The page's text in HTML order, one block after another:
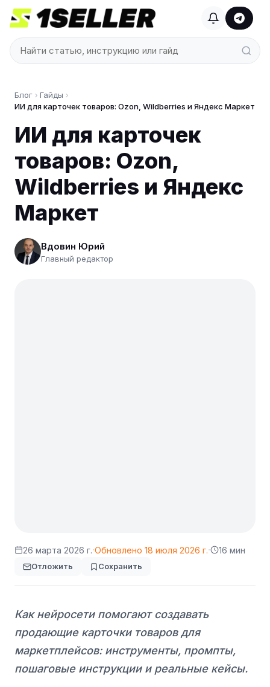
Блог
Гайды
ИИ для карточек товаров: Ozon, Wildberries и Яндекс Маркет
ИИ для карточек
товаров: Ozon,
Wildberries и Яндекс
Маркет
Вдовин Юрий
Главный редактор
26 марта 2026 г.·Обновлено 18 июля 2026 г.· 16 мин
Отложить Сохранить
Как нейросети помогают создавать
продающие карточки товаров для
маркетплейсов: инструменты, промпты,
пошаговые инструкции и реальные кейсы.